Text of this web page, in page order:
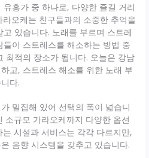
흥가 중 하나로, 다양한 즐길 거리
오케는 친구들과의 소중한 추억을
있습니다. 노래를 부르며 스트레
이 스트레스를 해소하는 방법 중
최적의 장소가 됩니다. 오늘은 강남
고, 스트레스 해소를 위한 노래 부
다.
밀집해 있어 선택의 폭이 넓습니
소규모 가라오케까지 다양한 옵션
시설과 서비스는 각각 다르지만,
음향 시스템을 갖추고 있습니다.